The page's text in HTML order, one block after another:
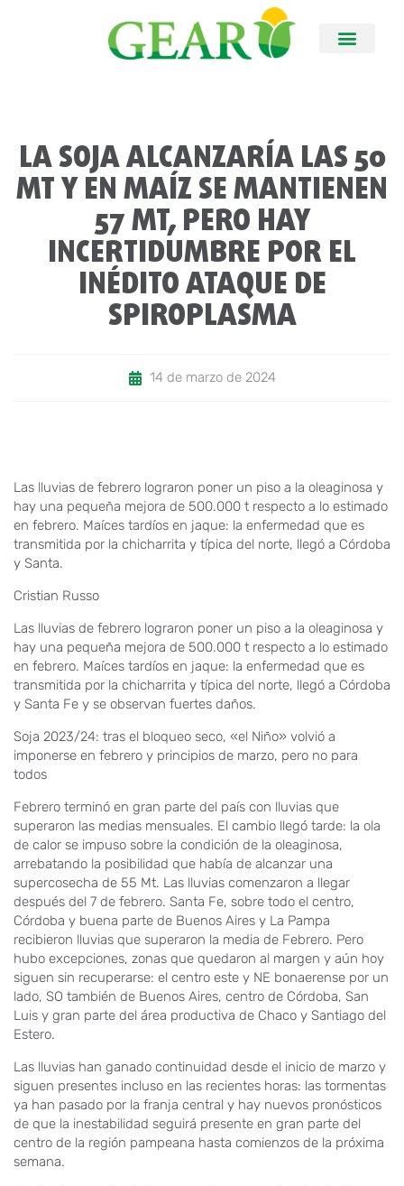
LA SOJA ALCANZARÍA LAS 50
MT Y EN MAÍZ SE MANTIENEN
57 MT, PERO HAY
INCERTIDUMBRE POR EL
INÉDITO ATAQUE DE
SPIROPLASMA
14 de marzo de 2024
Las lluvias de febrero lograron poner un piso a la oleaginosa y
hay una pequeña mejora de 500.000 t respecto a lo estimado
en febrero. Maíces tardíos en jaque: la enfermedad que es
transmitida por la chicharrita y típica del norte, llegó a Córdoba
y Santa.
Cristian Russo
Las lluvias de febrero lograron poner un piso a la oleaginosa y
hay una pequeña mejora de 500.000 t respecto a lo estimado
en febrero. Maíces tardíos en jaque: la enfermedad que es
transmitida por la chicharrita y típica del norte, llegó a Córdoba
y Santa Fe y se observan fuertes daños.
Soja 2023/24: tras el bloqueo seco, «el Niño» volvió a
imponerse en febrero y principios de marzo, pero no para
todos
Febrero terminó en gran parte del país con lluvias que
superaron las medias mensuales. El cambio llegó tarde: la ola
de calor se impuso sobre la condición de la oleaginosa,
arrebatando la posibilidad que había de alcanzar una
supercosecha de 55 Mt. Las lluvias comenzaron a llegar
después del 7 de febrero. Santa Fe, sobre todo el centro,
Córdoba y buena parte de Buenos Aires y La Pampa
recibieron lluvias que superaron la media de Febrero. Pero
hubo excepciones, zonas que quedaron al margen y aún hoy
siguen sin recuperarse: el centro este y NE bonaerense por un
lado, SO también de Buenos Aires, centro de Córdoba, San
Luis y gran parte del área productiva de Chaco y Santiago del
Estero.
Las lluvias han ganado continuidad desde el inicio de marzo y
siguen presentes incluso en las recientes horas: las tormentas
ya han pasado por la franja central y hay nuevos pronósticos
de que la inestabilidad seguirá presente en gran parte del
centro de la región pampeana hasta comienzos de la próxima
semana.